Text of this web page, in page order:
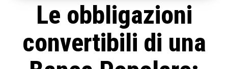
Le obbligazioni
convertibili di una